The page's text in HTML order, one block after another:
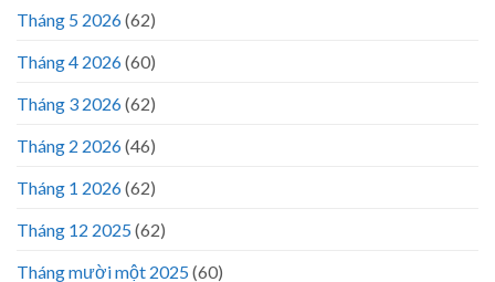
Tháng 5 2026(62)
Tháng 4 2026(60)
Tháng 3 2026(62)
Tháng 2 2026(46)
Tháng 1 2026(62)
Tháng 12 2025(62)
Tháng mười một 2025(60)